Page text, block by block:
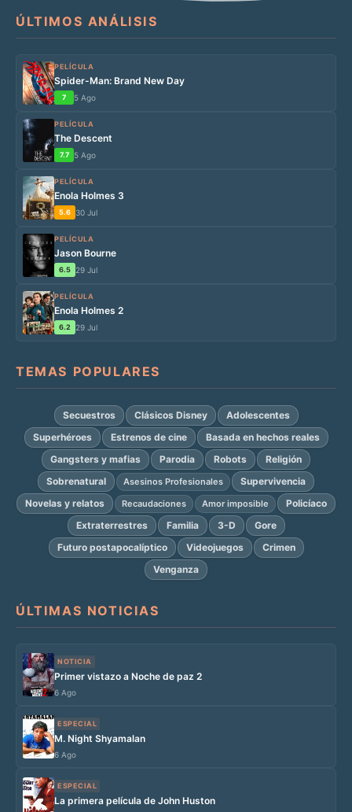
ÚLTIMOS ANÁLISIS
PELÍCULA
Spider-Man: Brand New Day
7 5 Ago
PELÍCULA
The Descent
7.7 5 Ago
PELÍCULA
Enola Holmes 3
5.6 30 Jul
PELÍCULA
Jason Bourne
6.5 29 Jul
PELÍCULA
Enola Holmes 2
6.2 29 Jul
TEMAS POPULARES
Secuestros Clásicos Disney
Adolescentes
Superhéroes
Estrenos de cine
Basada en hechos reales
Gangsters y mafias
Parodia Robots
Religión
Sobrenatural
Asesinos Profesionales
Supervivencia
Novelas y relatos
Recaudaciones Amor imposible
Policíaco
Extraterrestres
Familia 3-D
Gore
Futuro postapocalíptico
Videojuegos
Crimen
Venganza
ÚLTIMAS NOTICIAS
NOTICIA
Primer vistazo a Noche de paz 2
6 Ago
ESPECIAL
M. Night Shyamalan
6 Ago
ESPECIAL
La primera película de John Huston